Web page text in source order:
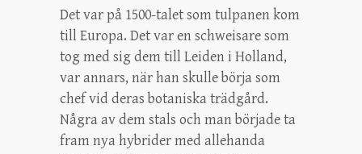
Det var på 1500-talet som tulpanen kom
till Europa. Det var en schweisare som
tog med sig dem till Leiden i Holland,
var annars, när han skulle börja som
chef vid deras botaniska trädgård.
Några av dem stals och man började ta
fram nya hybrider med allehanda